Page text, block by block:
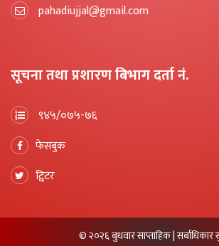
pahadiujjal@gmail.com
सूचना तथा प्रशारण बिभाग दर्ता नं.
९४५/०७५-७६
फेसबुक
ट्विटर
© २०२६ बुधवार साप्ताहिक | सर्बाधिकार